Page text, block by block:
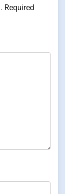
Required